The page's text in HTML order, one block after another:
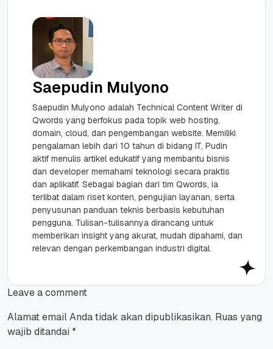
Saepudin Mulyono
Saepudin Mulyono adalah Technical Content Writer di
Qwords yang berfokus pada topik web hosting,
domain, cloud, dan pengembangan website. Memiliki
pengalaman lebih dari 10 tahun di bidang IT, Pudin
aktif menulis artikel edukatif yang membantu bisnis
dan developer memahami teknologi secara praktis
dan aplikatif. Sebagai bagian dari tim Qwords, ia
terlibat dalam riset konten, pengujian layanan, serta
penyusunan panduan teknis berbasis kebutuhan
pengguna. Tulisan-tulisannya dirancang untuk
memberikan insight yang akurat, mudah dipahami, dan
relevan dengan perkembangan industri digital.
Leave a comment
Alamat email Anda tidak akan dipublikasikan. Ruas yang
wajib ditandai *